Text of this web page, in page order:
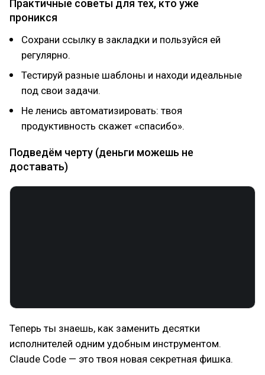
Практичные советы для тех, кто уже
проникся
Сохрани ссылку в закладки и пользуйся ей
регулярно.
Тестируй разные шаблоны и находи идеальные
под свои задачи.
Не ленись автоматизировать: твоя
продуктивность скажет «спасибо».
Подведём черту (деньги можешь не
доставать)
Теперь ты знаешь, как заменить десятки
исполнителей одним удобным инструментом.
Claude Code — это твоя новая секретная фишка.